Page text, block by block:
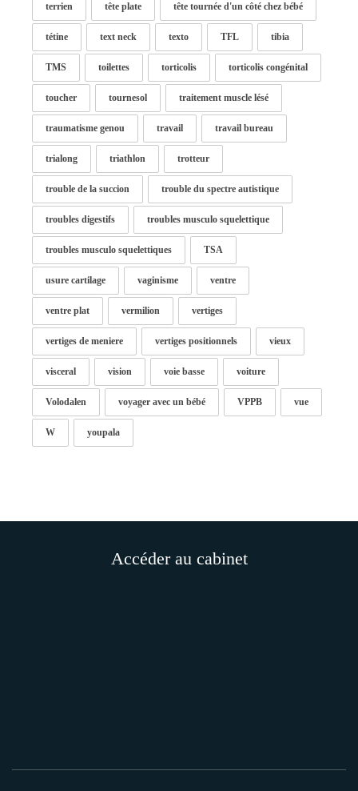
terrien tête plate tête tournée d'un côté chez bébé
tétine text neck texto TFL tibia
TMS toilettes torticolis torticolis congénital
toucher tournesol traitement muscle lésé
traumatisme genou travail travail bureau
trialong triathlon trotteur
trouble de la succion trouble du spectre autistique
troubles digestifs troubles musculo squelettique
troubles musculo squelettiques TSA
usure cartilage vaginisme ventre
ventre plat vermilion vertiges
vertiges de meniere vertiges positionnels vieux
visceral vision voie basse voiture
Volodalen voyager avec un bébé VPPB vue
W youpala
Accéder au cabinet